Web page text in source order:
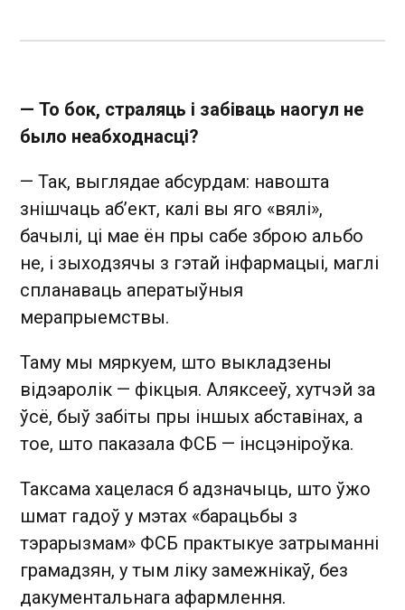
— То бок, страляць і забіваць наогул не
было неабходнасці?
— Так, выглядае абсурдам: навошта
знішчаць аб’ект, калі вы яго «вялі»,
бачылі, ці мае ён пры сабе зброю альбо
не, і зыходзячы з гэтай інфармацыі, маглі
спланаваць аператыўныя
мерапрыемствы.
Таму мы мяркуем, што выкладзены
відэаролік — фікцыя. Аляксееў, хутчэй за
ўсё, быў забіты пры іншых абставінах, а
тое, што паказала ФСБ — інсцэніроўка.
Таксама хацелася б адзначыць, што ўжо
шмат гадоў у мэтах «барацьбы з
тэрарызмам» ФСБ практыкуе затрыманні
грамадзян, у тым ліку замежнікаў, без
дакументальнага афармлення.